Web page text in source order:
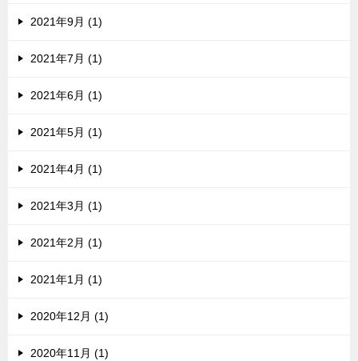
2021年9月 (1)
2021年7月 (1)
2021年6月 (1)
2021年5月 (1)
2021年4月 (1)
2021年3月 (1)
2021年2月 (1)
2021年1月 (1)
2020年12月 (1)
2020年11月 (1)